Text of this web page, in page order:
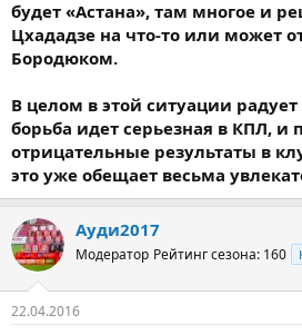
будет «Астана», там многое и
Цхададзе на что-то или может
Бородюком.
В целом в этой ситуации
борьба идет серьезная в КПЛ, и
отрицательные результаты в
это уже обещает весьма
Ауди2017
Модератор Рейтинг сезона: 160
22.04.2016